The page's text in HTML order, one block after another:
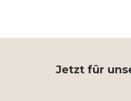
Jetzt für